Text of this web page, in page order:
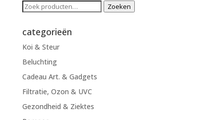
Zoeken
Zoeken
categorieën
Koi & Steur
Beluchting
Cadeau Art. & Gadgets
Filtratie, Ozon & UVC
Gezondheid & Ziektes